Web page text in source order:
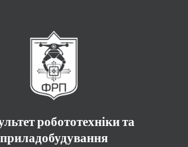
робототехніки та
приладобудування